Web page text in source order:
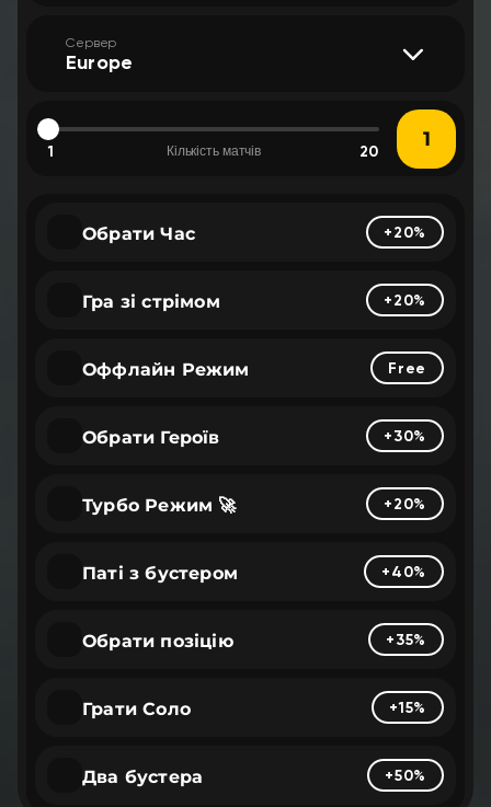
Сервер
Europe
1 Кількість матчів 20
Обрати Час +20%
Гра зі стрімом +20%
Оффлайн Режим Free
Обрати Героїв +30%
Турбо Режим 🚀 +20%
Паті з бустером +40%
Обрати позіцію +35%
Грати Соло +15%
Два бустера +50%